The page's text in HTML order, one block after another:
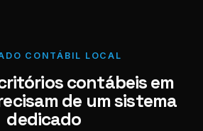
NF competência 05/
enviada. Registrado
AB12-CD.
CONTÁBIL LOCAL
contábeis em
de um sistema
dedicado